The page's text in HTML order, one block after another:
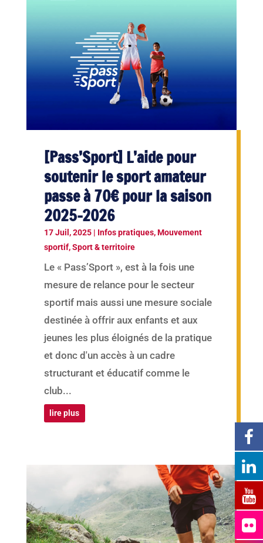
[Pass’Sport] L’aide pour
soutenir le sport amateur
passe à 70€ pour la saison
2025-2026
17 Juil, 2025| Infos pratiques,Mouvement
sportif,Sport & territoire
Le « Pass’Sport », est à la fois une
mesure de relance pour le secteur
sportif mais aussi une mesure sociale
destinée à offrir aux enfants et aux
jeunes les plus éloignés de la pratique
et donc d'un accès à un cadre
structurant et éducatif comme le
club...
lire plus